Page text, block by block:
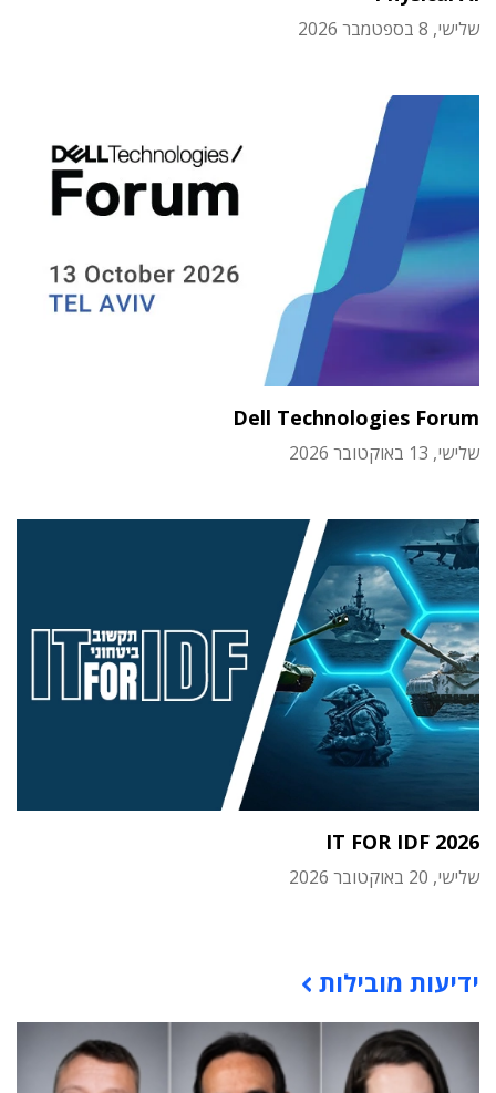
שלישי, 8 בספטמבר 2026
Dell Technologies Forum
שלישי, 13 באוקטובר 2026
IT FOR IDF 2026
שלישי, 20 באוקטובר 2026
ידיעות מובילות